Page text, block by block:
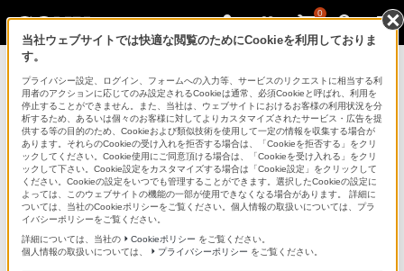
0
KDL-32EX30R
地上・BS・110度CSデジタルハイビジョン液晶テレビ KDL-32EX30R
商品の特長 | 音質
当社ウェブサイトでは快適な閲覧のためにCookieを利用しておりま
す。
プライバシー設定、ログイン、フォームへの入力等、サービスのリクエストに相当する利
用者のアクションに応じてのみ設定されるCookieは通常、必須Cookieと呼ばれ、利用を
停止することができません。また、当社は、ウェブサイトにおけるお客様の利用状況を分
析するため、あるいは個々のお客様に対してよりカスタマイズされたサービス・広告を提
供する等の目的のため、Cookieおよび類似技術を使用して一定の情報を収集する場合が
あります。それらのCookieの受け入れを拒否する場合は、「Cookieを拒否する」をクリ
ックしてください。Cookie使用にご同意頂ける場合は、「Cookieを受け入れる」をクリ
ックして下さい。Cookie設定をカスタマイズする場合は「Cookie設定」をクリックして
ください。Cookieの設定をいつでも管理することができます。選択したCookieの設定に
よっては、このウェブサイトの機能の一部が使用できなくなる場合があります。 詳細に
ついては、当社のCookieポリシーをご覧ください。個人情報の取扱いについては、プラ
イバシーポリシーをご覧ください。
詳細については、当社の
Cookieポリシー をご覧ください。
個人情報の取扱いについては、
プライバシーポリシー をご覧ください。